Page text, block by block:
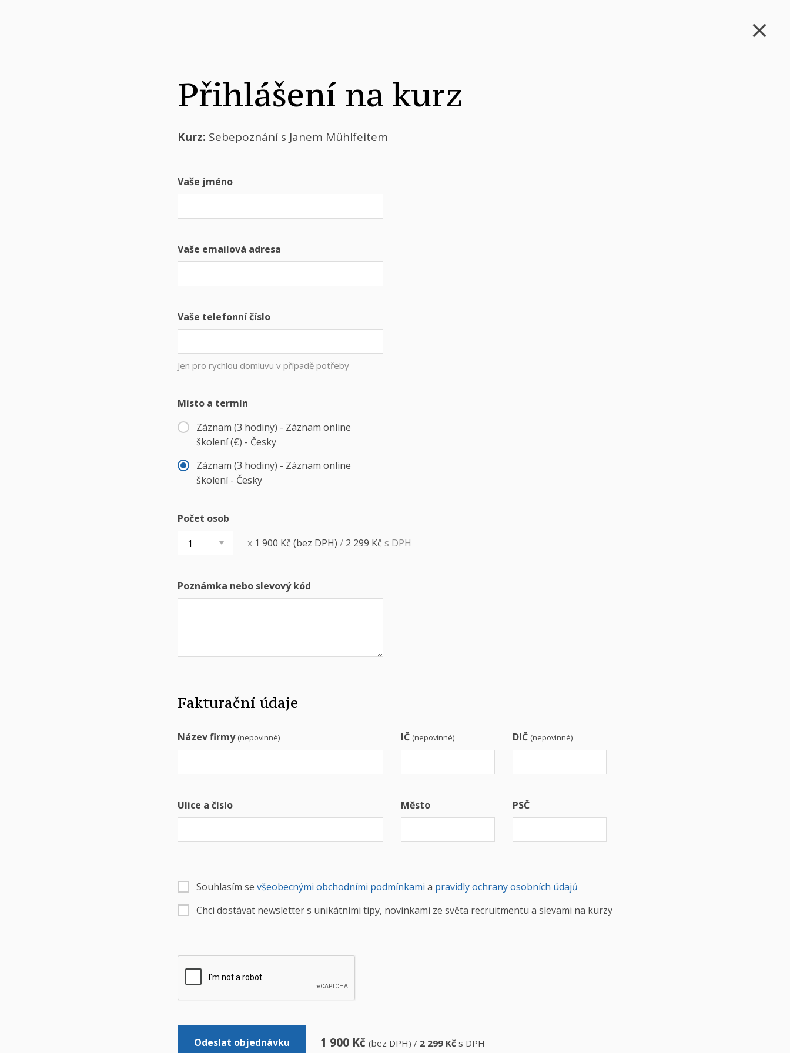
Přihlášení na kurz
Kurz: Sebepoznání s Janem Mühlfeitem
Vaše jméno
Vaše emailová adresa
Vaše telefonní číslo
Jen pro rychlou domluvu v případě potřeby
Místo a termín
Záznam (3 hodiny) - Záznam online
školení (€) - Česky
Záznam (3 hodiny) - Záznam online
školení - Česky
Počet osob
x 1 900 Kč (bez DPH) / 2 299 Kč s DPH
Poznámka nebo slevový kód
Fakturační údaje
Název firmy (nepovinné) IČ (nepovinné) DIČ (nepovinné)
Ulice a číslo Město PSČ
Souhlasím se všeobecnými obchodními podmínkami a pravidly ochrany osobních údajů
Chci dostávat newsletter s unikátními tipy, novinkami ze světa recruitmentu a slevami na kurzy
Odeslat objednávku 1 900 Kč (bez DPH) / 2 299 Kč s DPH